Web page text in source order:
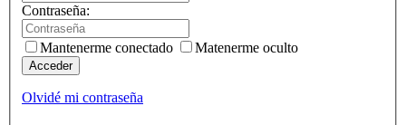
Contraseña:
Mantenerme conectado Matenerme oculto
Acceder
Olvidé mi contraseña